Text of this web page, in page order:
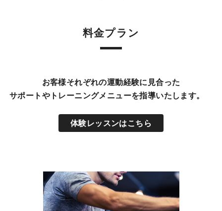
料金プラン
お客様それぞれの運動経験に見合った
サポートやトレーニングメニューを指導いたします。
体験レッスンはこちら